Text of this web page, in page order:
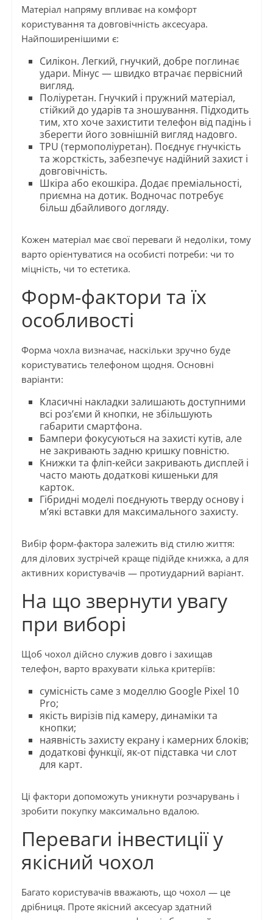
Матеріал напряму впливає на комфорт
користування та довговічність аксесуара.
Найпоширенішими є:
Силікон. Легкий, гнучкий, добре поглинає
удари. Мінус — швидко втрачає первісний
вигляд.
Поліуретан. Гнучкий і пружний матеріал,
стійкий до ударів та зношування. Підходить
тим, хто хоче захистити телефон від падінь і
зберегти його зовнішній вигляд надовго.
TPU (термополіуретан). Поєднує гнучкість
та жорсткість, забезпечує надійний захист і
довговічність.
Шкіра або екошкіра. Додає преміальності,
приємна на дотик. Водночас потребує
більш дбайливого догляду.
Кожен матеріал має свої переваги й недоліки, тому
варто орієнтуватися на особисті потреби: чи то
міцність, чи то естетика.
Форм-фактори та їх
особливості
Форма чохла визначає, наскільки зручно буде
користуватись телефоном щодня. Основні
варіанти:
Класичні накладки залишають доступними
всі роз’єми й кнопки, не збільшують
габарити смартфона.
Бампери фокусуються на захисті кутів, але
не закривають задню кришку повністю.
Книжки та фліп-кейси закривають дисплей і
часто мають додаткові кишеньки для
карток.
Гібридні моделі поєднують тверду основу і
м’які вставки для максимального захисту.
Вибір форм-фактора залежить від стилю життя:
для ділових зустрічей краще підійде книжка, а для
активних користувачів — протиударний варіант.
На що звернути увагу
при виборі
Щоб чохол дійсно служив довго і захищав
телефон, варто врахувати кілька критеріїв:
сумісність саме з моделлю Google Pixel 10
Pro;
якість вирізів під камеру, динаміки та
кнопки;
наявність захисту екрану і камерних блоків;
додаткові функції, як-от підставка чи слот
для карт.
Ці фактори допоможуть уникнути розчарувань і
зробити покупку максимально вдалою.
Переваги інвестиції у
якісний чохол
Багато користувачів вважають, що чохол — це
дрібниця. Проте якісний аксесуар здатний